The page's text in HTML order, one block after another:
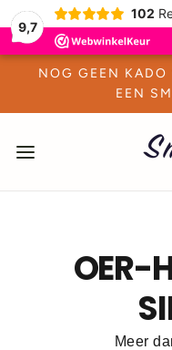
9,7
102
NOG GEEN KADO
EEN
OER-
Meer